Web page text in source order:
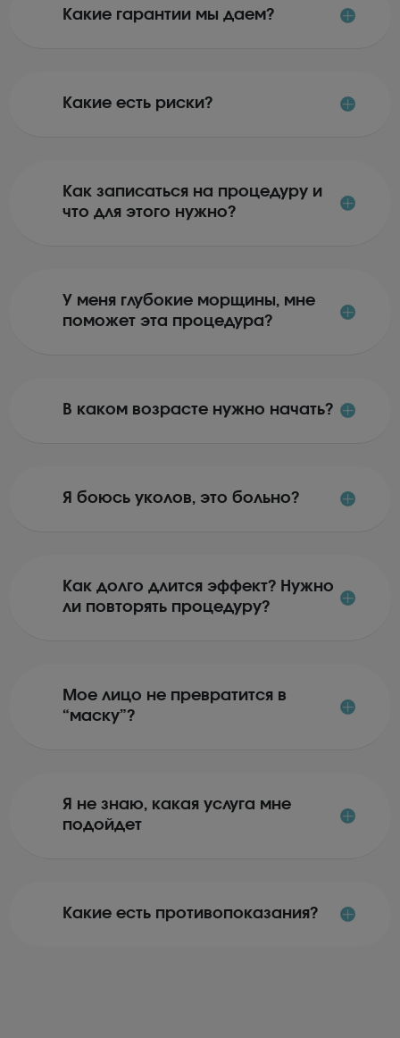
Какие гарантии мы даем?
Какие есть риски?
Как записаться на процедуру и
что для этого нужно?
У меня глубокие морщины, мне
поможет эта процедура?
В каком возрасте нужно начать?
Я боюсь уколов, это больно?
Как долго длится эффект? Нужно
ли повторять процедуру?
Мое лицо не превратится в
“маску”?
Я не знаю, какая услуга мне
подойдет
Какие есть противопоказания?